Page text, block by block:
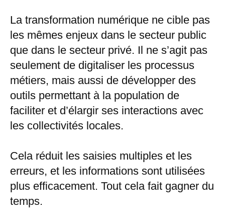
La transformation numérique ne cible pas
les mêmes enjeux dans le secteur public
que dans le secteur privé. Il ne s’agit pas
seulement de digitaliser les processus
métiers, mais aussi de développer des
outils permettant à la population de
faciliter et d’élargir ses interactions avec
les collectivités locales.
Cela réduit les saisies multiples et les
erreurs, et les informations sont utilisées
plus efficacement. Tout cela fait gagner du
temps.